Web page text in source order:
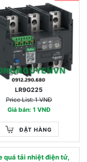
LR9G225
Price List: 1 VNĐ
Giá bán: 1 VNĐ
ĐẶT HÀNG
quá tải nhiệt điện tử,